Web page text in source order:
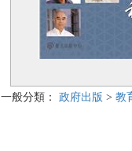
一般分類： 政府出版 > 教